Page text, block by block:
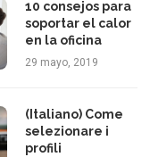
10 consejos para
soportar el calor
en la oficina
29 mayo, 2019
(Italiano) Come
selezionare i
profili